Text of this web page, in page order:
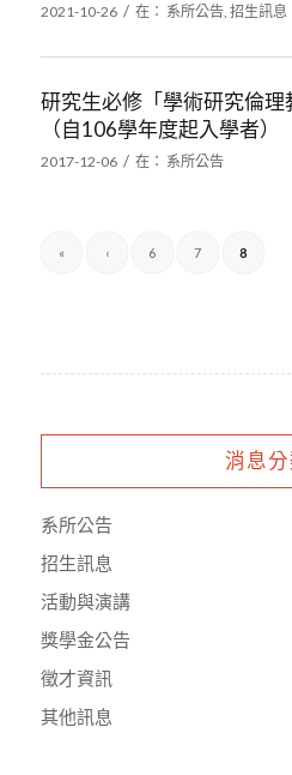
2021-10-26 / 在： 系所公告, 招生訊息
研究生必修「學術研究倫理
（自106學年度起入學者）
2017-12-06 / 在： 系所公告
« ‹ 6 7 8
消息分
系所公告
招生訊息
活動與演講
獎學金公告
徵才資訊
其他訊息